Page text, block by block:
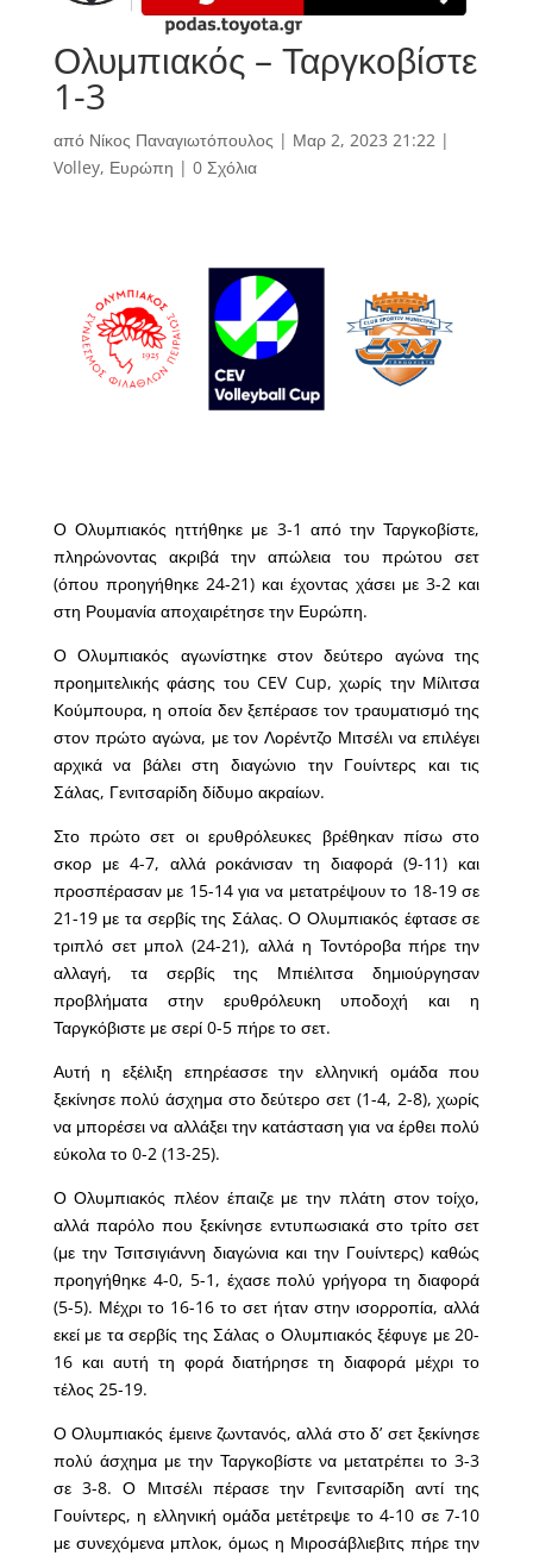
Ολυμπιακός – Ταργκοβίστε
1-3
από Νίκος Παναγιωτόπουλος | Μαρ 2, 2023 21:22|
Volley, Ευρώπη | 0 Σχόλια
Ο Ολυμπιακός ηττήθηκε με 3-1 από την Ταργκοβίστε,
πληρώνοντας ακριβά την απώλεια του πρώτου σετ
(όπου προηγήθηκε 24-21) και έχοντας χάσει με 3-2 και
στη Ρουμανία αποχαιρέτησε την Ευρώπη.
Ο Ολυμπιακός αγωνίστηκε στον δεύτερο αγώνα της
προημιτελικής φάσης του CEV Cup, χωρίς την Μίλιτσα
Κούμπουρα, η οποία δεν ξεπέρασε τον τραυματισμό της
στον πρώτο αγώνα, με τον Λορέντζο Μιτσέλι να επιλέγει
αρχικά να βάλει στη διαγώνιο την Γουίντερς και τις
Σάλας, Γενιτσαρίδη δίδυμο ακραίων.
Στο πρώτο σετ οι ερυθρόλευκες βρέθηκαν πίσω στο
σκορ με 4-7, αλλά ροκάνισαν τη διαφορά (9-11) και
προσπέρασαν με 15-14 για να μετατρέψουν το 18-19 σε
21-19 με τα σερβίς της Σάλας. Ο Ολυμπιακός έφτασε σε
τριπλό σετ μπολ (24-21), αλλά η Τοντόροβα πήρε την
αλλαγή, τα σερβίς της Μπιέλιτσα δημιούργησαν
προβλήματα στην ερυθρόλευκη υποδοχή και η
Ταργκόβιστε με σερί 0-5 πήρε το σετ.
Αυτή η εξέλιξη επηρέασσε την ελληνική ομάδα που
ξεκίνησε πολύ άσχημα στο δεύτερο σετ (1-4, 2-8), χωρίς
να μπορέσει να αλλάξει την κατάσταση για να έρθει πολύ
εύκολα το 0-2 (13-25).
Ο Ολυμπιακός πλέον έπαιζε με την πλάτη στον τοίχο,
αλλά παρόλο που ξεκίνησε εντυπωσιακά στο τρίτο σετ
(με την Τσιτσιγιάννη διαγώνια και την Γουίντερς) καθώς
προηγήθηκε 4-0, 5-1, έχασε πολύ γρήγορα τη διαφορά
(5-5). Μέχρι το 16-16 το σετ ήταν στην ισορροπία, αλλά
εκεί με τα σερβίς της Σάλας ο Ολυμπιακός ξέφυγε με 20-
16 και αυτή τη φορά διατήρησε τη διαφορά μέχρι το
τέλος 25-19.
Ο Ολυμπιακός έμεινε ζωντανός, αλλά στο δ’ σετ ξεκίνησε
πολύ άσχημα με την Ταργκοβίστε να μετατρέπει το 3-3
σε 3-8. Ο Μιτσέλι πέρασε την Γενιτσαρίδη αντί της
Γουίντερς, η ελληνική ομάδα μετέτρεψε το 4-10 σε 7-10
με συνεχόμενα μπλοκ, όμως η Μιροσάβλιεβιτς πήρε την